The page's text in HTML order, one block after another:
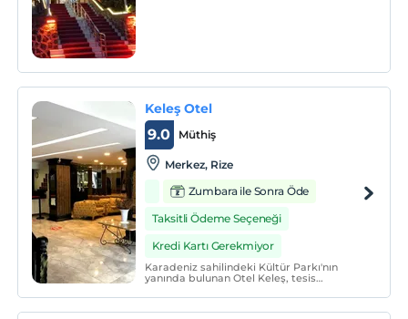
Keleş Otel
Müthiş
9.0
Merkez, Rize
Zumbara ile Sonra Öde
Taksitli Ödeme Seçeneği
Kredi Kartı Gerekmiyor
Karadeniz sahilindeki Kültür Parkı'nın
yanında bulunan Otel Keleş, tesis
resepsiyon hizmeti vermektedir. Otelin,
tüm odalarında TV, Minibar ve Klima